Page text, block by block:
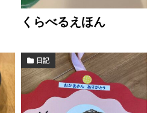
くらべるえほん
日記